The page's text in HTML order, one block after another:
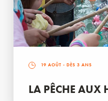
19 AOÛT - DÈS 3 ANS
LA PÊCHE AUX